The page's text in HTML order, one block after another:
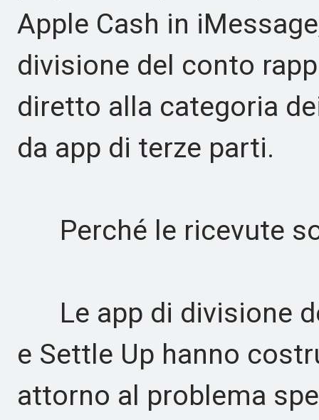
Apple Cash in
divisione del conto
diretto alla categoria
da app di terze parti.
Perché le ricevute
Le app di divisione
e Settle Up hanno
attorno al problema